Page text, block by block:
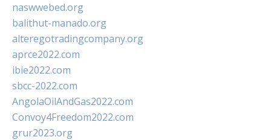
naswwebed.org
balithut-manado.org
alteregotradingcompany.org
aprce2022.com
ibie2022.com
sbcc-2022.com
AngolaOilAndGas2022.com
Convoy4Freedom2022.com
grur2023.org